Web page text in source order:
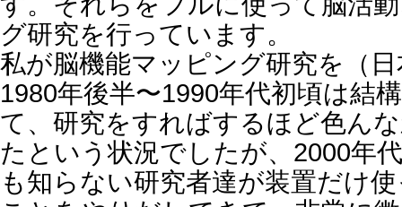
グ研究を行っています。
私が脳機能マッピング研究を（
1980年後半〜1990年代初頃は結
て、研究をすればするほど色ん
たという状況でしたが、2000年
も知らない研究者達が装置だけ